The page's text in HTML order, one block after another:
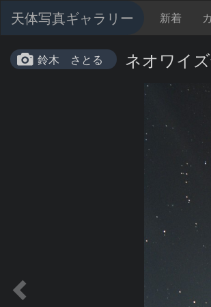
天体写真ギャラリー 新着
鈴木 さとる ネオワイ